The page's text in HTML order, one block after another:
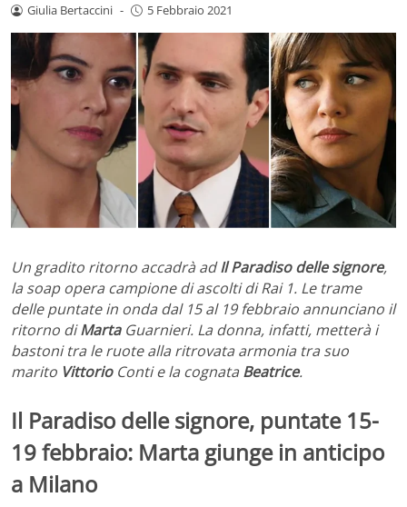
Giulia Bertaccini - 5 Febbraio 2021
Un gradito ritorno accadrà adIl Paradiso delle signore,
la soap opera campione di ascolti di Rai 1. Le trame
delle puntate in onda dal 15 al 19 febbraio annunciano il
ritorno diMartaGuarnieri. La donna, infatti, metterà i
bastoni tra le ruote alla ritrovata armonia tra suo
marito VittorioConti e la cognata Beatrice.
Il Paradiso delle signore, puntate 15-
19 febbraio: Marta giunge in anticipo
a Milano